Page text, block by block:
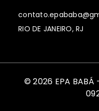
RIO DE JANEIRO, RJ
© 2026 EPA